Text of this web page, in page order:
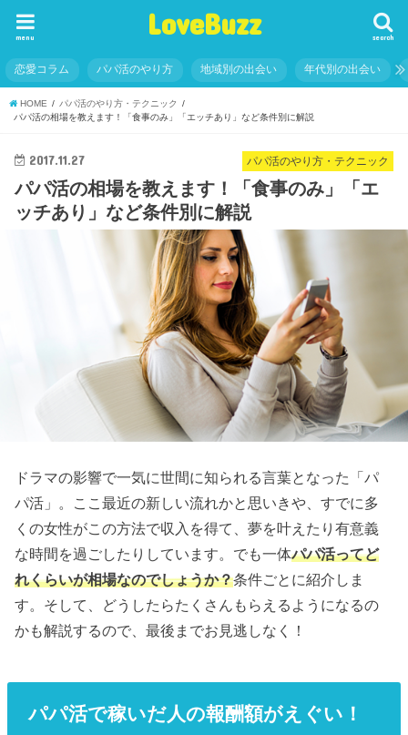
LoveBuzz search
menu
恋愛コラム パパ活のやり方 地域別の出会い 年代別の出会い
HOME
パパ活のやり方・テクニック
パパ活の相場を教えます！「食事のみ」「エッチあり」など条件別に解説
パパ活のやり方・テクニック
2017.11.27
パパ活の相場を教えます！「食事のみ」「エ
ッチあり」など条件別に解説
ドラマの影響で一気に世間に知られる言葉となった「パ
パ活」。ここ最近の新しい流れかと思いきや、すでに多
くの女性がこの方法で収入を得て、夢を叶えたり有意義
な時間を過ごしたりしています。でも一体パパ活ってど
れくらいが相場なのでしょうか？条件ごとに紹介しま
す。そして、どうしたらたくさんもらえるようになるの
かも解説するので、最後までお見逃しなく！
パパ活で稼いだ人の報酬額がえぐい！